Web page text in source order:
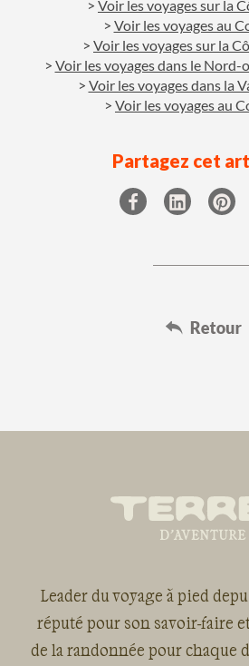
Voir les voyages sur la
Voir les voyages au
Voir les voyages sur la
Voir les voyages dans le Nord-
Voir les voyages dans la
Voir les voyages au
Partagez cet
Leader du voyage à pied
réputé pour son savoir-faire
de la randonnée pour chaque